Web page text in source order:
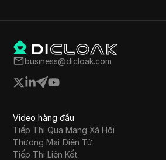
business@dicloak.com
Video hàng đầu
Tiếp Thị Qua Mạng Xã Hội
Thương Mại Điện Tử
Tiếp Thị Liên Kết